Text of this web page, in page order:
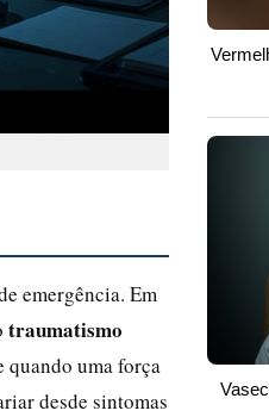
emergência. Em
traumatismo
quando uma força
desde sintomas